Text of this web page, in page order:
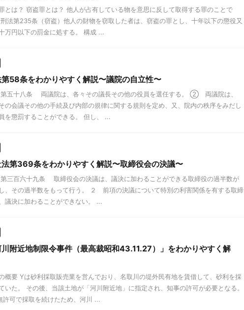
とは？ 窃盗罪とは？ 他人が占有している物を意思に反して取得する罪のことで
法第235条（窃盗）他人の財物を窃取した者は、窃盗の罪とし、十年以下の懲役又
万円以下の罰金に処する。 構成 ...
58条をわかりやすく解説〜議院の自立性〜
五十八条 両議院は、各々その議長その他の役員を選任する。 ② 両議院は、
の会議その他の手続及び内部の規律に関する規則を定め、又、院内の秩序をみだし
を懲罰することができる。 但し、 ...
第369条をわかりやすく解説〜取締役会の決議〜
三百六十九条 取締役会の決議は、議決に加わることができる取締役の過半数が
、その過半数をもって行う。 ２ 前項の決議について特別の利害関係を有する取締
議決に加わることができない。 ...
川附近地制限令事件（最高裁昭和43.11.27）」をわかりやすく解
概要 Yは砂利採取販売業を営んでおり、名取川の堤外民有地を賃借して、砂利を採
いた。 その後、当該土地が「河川附近地」に指定され、知事の許可が必要となる。
許可で採取を続けたため、河川 ...